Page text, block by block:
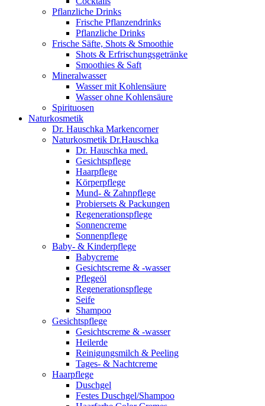
Pflanzliche Drinks
Frische Pflanzendrinks
Pflanzliche Drinks
Frische Säfte, Shots & Smoothie
Shots & Erfrischungsgetränke
Smoothies & Saft
Mineralwasser
Wasser mit Kohlensäure
Wasser ohne Kohlensäure
Spirituosen
Naturkosmetik
Dr. Hauschka Markencorner
Naturkosmetik Dr.Hauschka
Dr. Hauschka med.
Gesichtspflege
Haarpflege
Körperpflege
Mund- & Zahnpflege
Probiersets & Packungen
Regenerationspflege
Sonnencreme
Sonnenpflege
Baby- & Kinderpflege
Babycreme
Gesichtscreme & -wasser
Pflegeöl
Regenerationspflege
Seife
Shampoo
Gesichtspflege
Gesichtscreme & -wasser
Heilerde
Reinigungsmilch & Peeling
Tages- & Nachtcreme
Haarpflege
Duschgel
Festes Duschgel/Shampoo